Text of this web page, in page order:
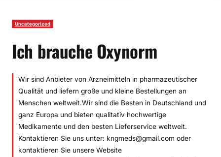
Uncategorized
Ich brauche Oxynorm
Wir sind Anbieter von Arzneimitteln in pharmazeutischer
Qualität und liefern große und kleine Bestellungen an
Menschen weltweit.Wir sind die Besten in Deutschland und
ganz Europa und bieten qualitativ hochwertige
Medikamente und den besten Lieferservice weltweit.
Kontaktieren Sie uns unter: kngmeds@gmail.com oder
kontaktieren Sie unsere Website